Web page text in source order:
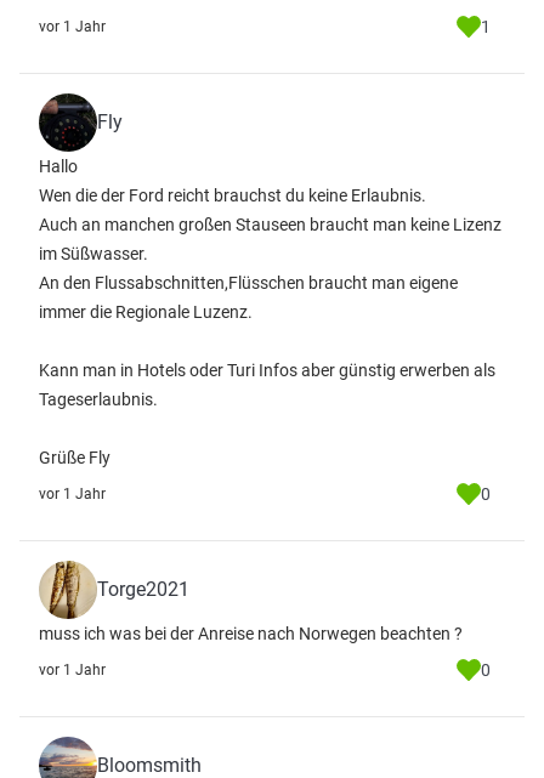
vor 1 Jahr 1
Fly
Hallo
Wen die der Ford reicht brauchst du keine Erlaubnis.
Auch an manchen großen Stauseen braucht man keine Lizenz
im Süßwasser.
An den Flussabschnitten,Flüsschen braucht man eigene
immer die Regionale Luzenz.
Kann man in Hotels oder Turi Infos aber günstig erwerben als
Tageserlaubnis.
Grüße Fly
vor 1 Jahr 0
Torge2021
muss ich was bei der Anreise nach Norwegen beachten ?
vor 1 Jahr 0
Bloomsmith